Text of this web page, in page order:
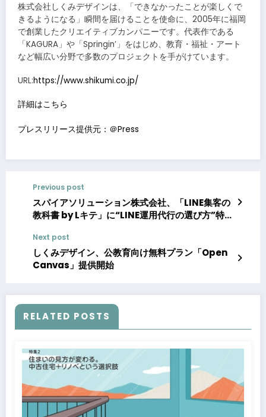
株式会社しくみデザインは、「できなかったことが楽しくで
きるようになる」瞬間を届けることを使命に、2005年に福岡
で創業したクリエイティブカンパニーです。代表作である
「KAGURA」や「Springin’」をはじめ、教育・福祉・アート
など幅広い分野で多数のプロジェクトを手がけています。
URL:https://www.shikumi.co.jp/
詳細はこちら
プレスリリース提供元：＠Press
Previous post
スパイアソリューション株式会社、「LINE集客の
教科書 by Lキテ」に“LINE運用代行の選び方”特集
者選定を無償公開。
Next post
しくみデザイン、公教育向け無料プラン「Open
Canvas」提供開始
RELATED POSTS